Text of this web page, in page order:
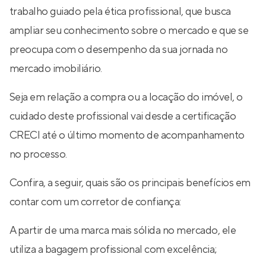
trabalho guiado pela ética profissional, que busca
ampliar seu conhecimento sobre o mercado e que se
preocupa com o desempenho da sua jornada no
mercado imobiliário.
Seja em relação a compra ou a locação do imóvel, o
cuidado deste profissional vai desde a certificação
CRECI até o último momento de acompanhamento
no processo.
Confira, a seguir, quais são os principais benefícios em
contar com um corretor de confiança:
A partir de uma marca mais sólida no mercado, ele
utiliza a bagagem profissional com excelência;